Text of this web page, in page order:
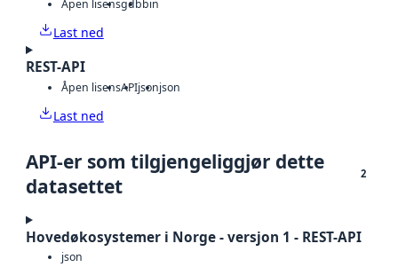
Åpen lisensgdbbin
Last ned
REST-API
Åpen lisensAPIjsonjson
Last ned
API-er som tilgjengeliggjør dette
datasettet
2
Hovedøkosystemer i Norge - versjon 1 - REST-API
json